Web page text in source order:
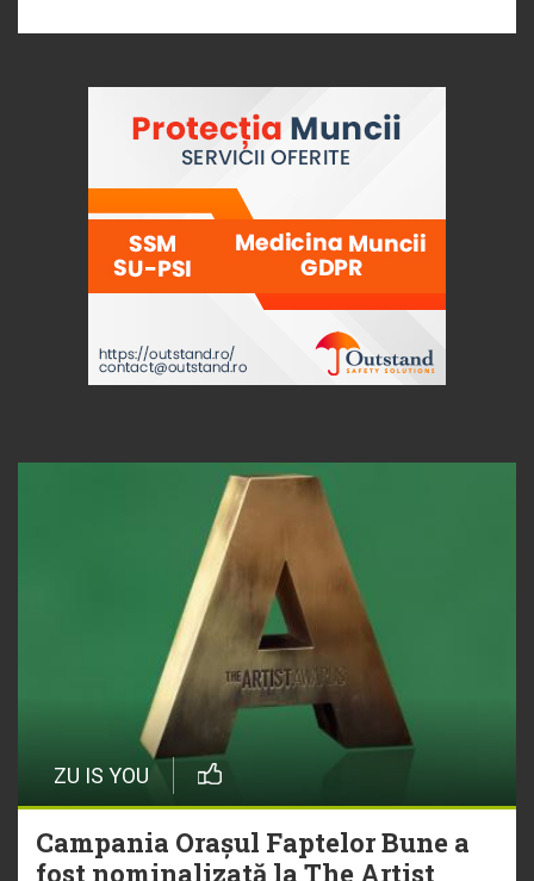
ZU IS YOU
Campania Orașul Faptelor Bune a
fost nominalizată la The Artist